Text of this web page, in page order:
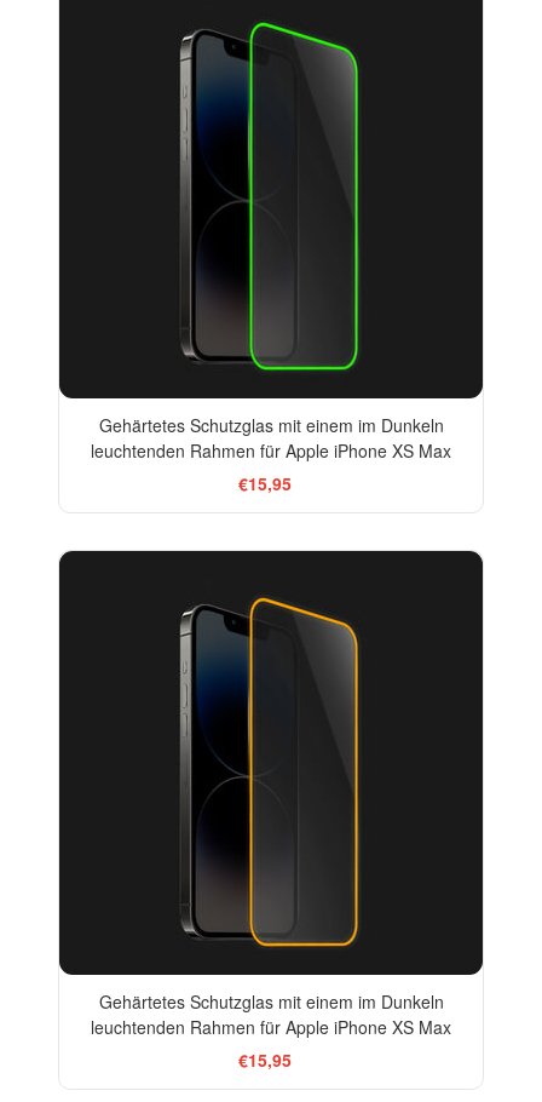
Gehärtetes Schutzglas mit einem im Dunkeln
leuchtenden Rahmen für Apple iPhone XS Max
€15,95
Gehärtetes Schutzglas mit einem im Dunkeln
leuchtenden Rahmen für Apple iPhone XS Max
€15,95